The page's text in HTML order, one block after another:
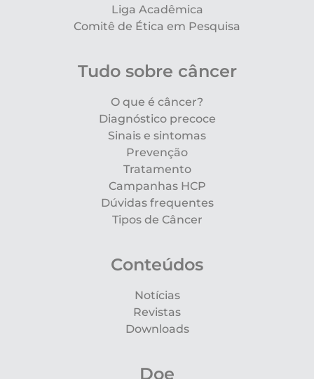
Liga Acadêmica
Comitê de Ética em Pesquisa
Tudo sobre câncer
O que é câncer?
Diagnóstico precoce
Sinais e sintomas
Prevenção
Tratamento
Campanhas HCP
Dúvidas frequentes
Tipos de Câncer
Conteúdos
Notícias
Revistas
Downloads
Doe